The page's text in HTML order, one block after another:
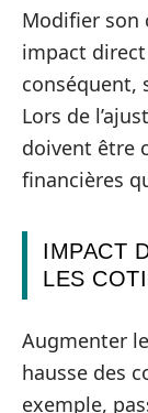
Modifier son
impact
conséquent,
Lors de
doivent être
financières
IMPACT
LES
Augmenter
hausse des
exemple,